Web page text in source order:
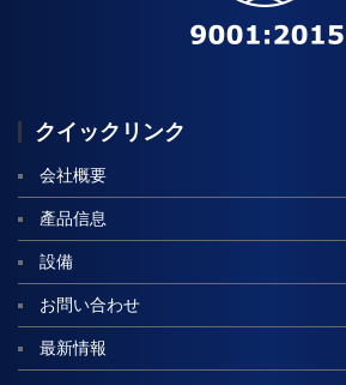
クイックリンク
会社概要
產品信息
設備
お問い合わせ
最新情報